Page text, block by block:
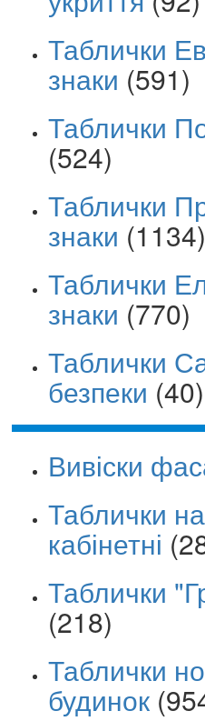
Таблички
знаки (591)
Таблички
(524)
Таблички
знаки (1134)
Таблички
знаки (770)
Таблички
безпеки (40)
Вивіски
Таблички
кабінетні
Таблички
(218)
Таблички
будинок